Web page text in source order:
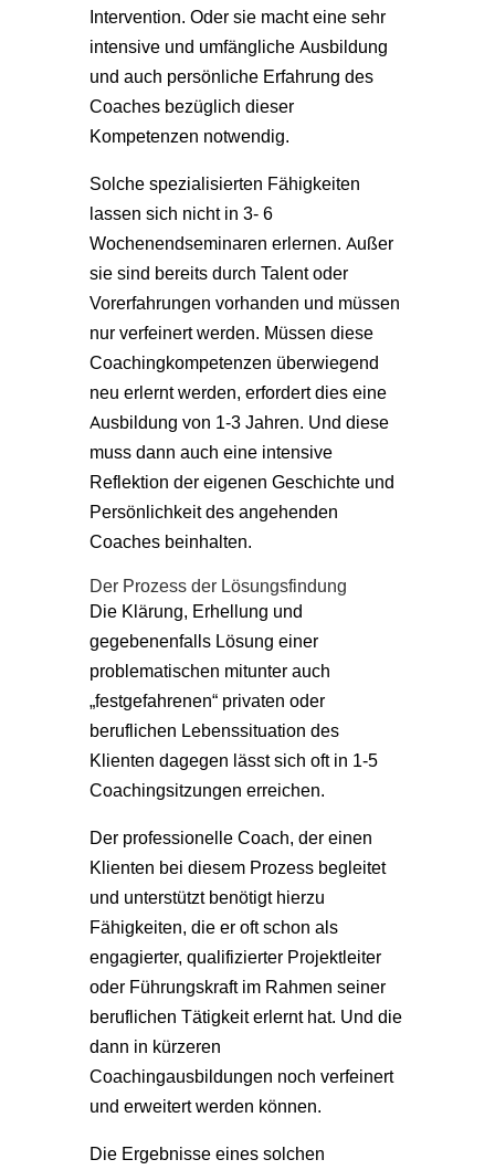
Intervention. Oder sie macht eine sehr
intensive und umfängliche Ausbildung
und auch persönliche Erfahrung des
Coaches bezüglich dieser
Kompetenzen notwendig.
Solche spezialisierten Fähigkeiten
lassen sich nicht in 3- 6
Wochenendseminaren erlernen. Außer
sie sind bereits durch Talent oder
Vorerfahrungen vorhanden und müssen
nur verfeinert werden. Müssen diese
Coachingkompetenzen überwiegend
neu erlernt werden, erfordert dies eine
Ausbildung von 1-3 Jahren. Und diese
muss dann auch eine intensive
Reflektion der eigenen Geschichte und
Persönlichkeit des angehenden
Coaches beinhalten.
Der Prozess der Lösungsfindung
Die Klärung, Erhellung und
gegebenenfalls Lösung einer
problematischen mitunter auch
„festgefahrenen“ privaten oder
beruflichen Lebenssituation des
Klienten dagegen lässt sich oft in 1-5
Coachingsitzungen erreichen.
Der professionelle Coach, der einen
Klienten bei diesem Prozess begleitet
und unterstützt benötigt hierzu
Fähigkeiten, die er oft schon als
engagierter, qualifizierter Projektleiter
oder Führungskraft im Rahmen seiner
beruflichen Tätigkeit erlernt hat. Und die
dann in kürzeren
Coachingausbildungen noch verfeinert
und erweitert werden können.
Die Ergebnisse eines solchen